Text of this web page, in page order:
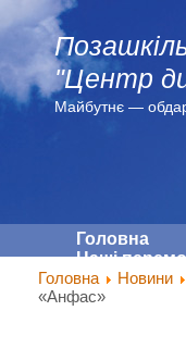
"Центр
Майбутнє —
Головна
Наші
Головна
Новини
«Анфас»